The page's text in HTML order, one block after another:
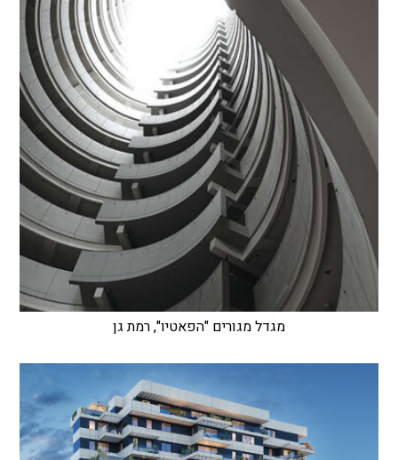
מגדל מגורים "הפאטיו", רמת גן